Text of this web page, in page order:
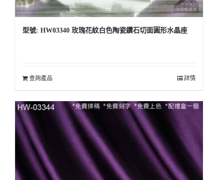
型號: HW03340 玫瑰花紋白色陶瓷鑽石切面圓形水晶座
查詢產品 詳情